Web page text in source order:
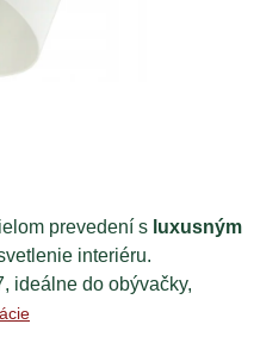
prevedení s luxusným
interiéru.
ideálne do obývačky,